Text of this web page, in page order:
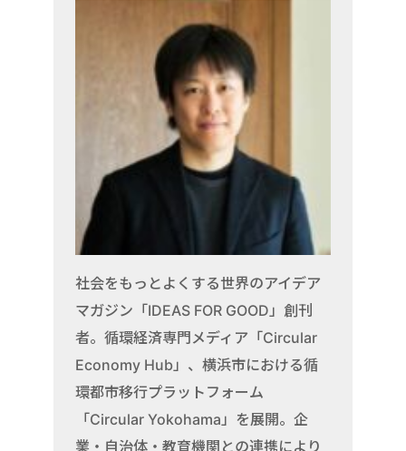
社会をもっとよくする世界のアイデア
マガジン「IDEAS FOR GOOD」創刊
者。循環経済専門メディア「Circular
Economy Hub」、横浜市における循
環都市移行プラットフォーム
「Circular Yokohama」を展開。企
業・自治体・教育機関との連携により